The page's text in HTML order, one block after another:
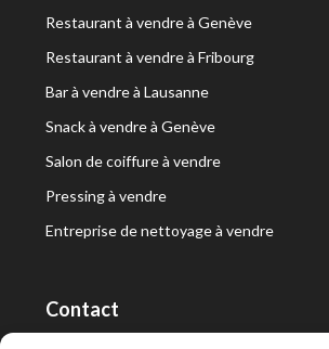
Restaurant à vendre à Genève
Restaurant à vendre à Fribourg
Bar à vendre à Lausanne
Snack à vendre à Genève
Salon de coiffure à vendre
Pressing à vendre
Entreprise de nettoyage à vendre
Contact